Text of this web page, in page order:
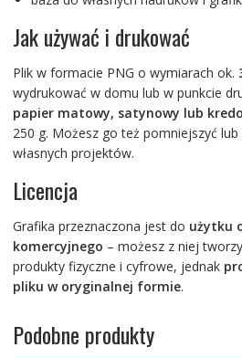
Jak używać i drukować
Plik w formacie PNG o wymiarach ok.
wydrukować w domu lub w punkcie
papier matowy, satynowy lub
250 g. Możesz go też pomniejszyć
własnych projektów.
Licencja
Grafika przeznaczona jest do użytku
komercyjnego – możesz z niej
produkty fizyczne i cyfrowe, jednak
pliku w oryginalnej formie.
Podobne produkty